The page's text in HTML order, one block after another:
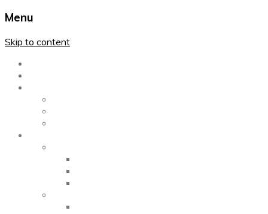
Menu
Skip to content